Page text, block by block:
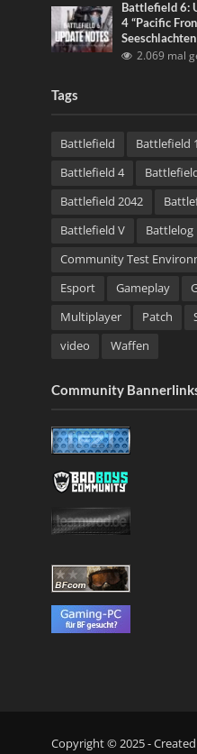
Battlefield 6:
4 “Pacific
2.069 mal
Tags
Battlefield Battlefield 1
Battlefield 4
Battlefield 2042
Battlefield V
Battlelog
Community Test
Esport
Gameplay
Multiplayer
Patch
video
Waffen
Community
Copyright © 2025 -